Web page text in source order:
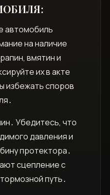
автомобиль
на наличие
вмятин и
их в акте
избежать споров
Убедитесь, что
давления и
протектора․
сцепление с
путь․